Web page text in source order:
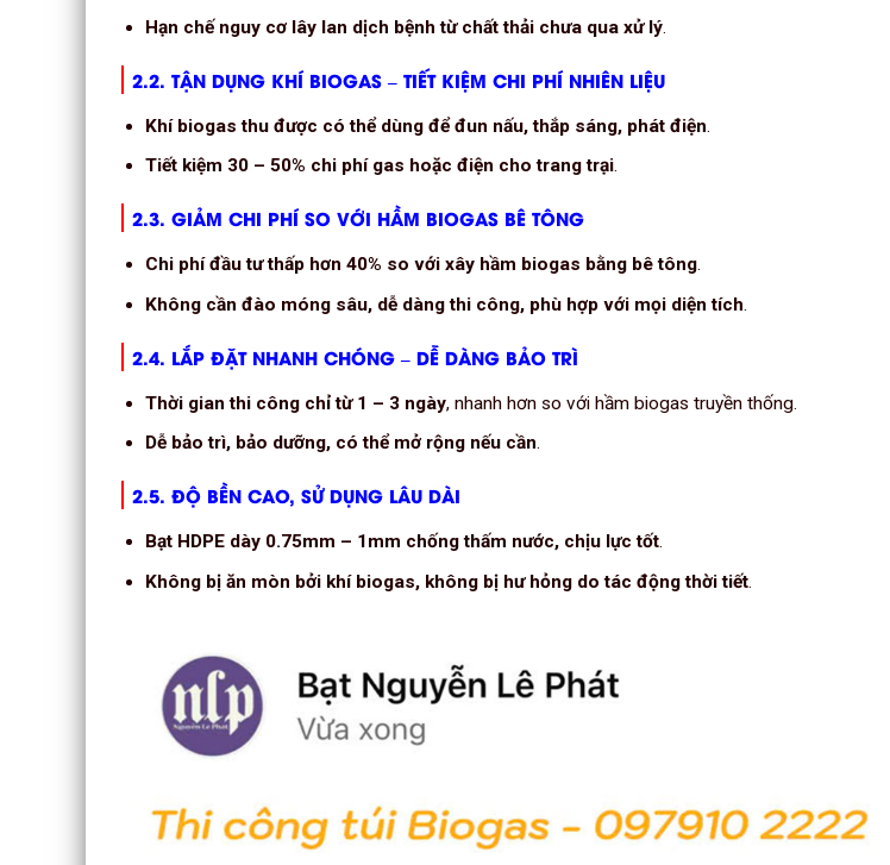
Hạn chế nguy cơ lây lan dịch bệnh từ chất thải chưa qua xử lý.
2.2. TẬN DỤNG KHÍ BIOGAS – TIẾT KIỆM CHI PHÍ NHIÊN LIỆU
Khí biogas thu được có thể dùng để đun nấu, thắp sáng, phát điện.
Tiết kiệm 30 – 50% chi phí gas hoặc điện cho trang trại.
2.3. GIẢM CHI PHÍ SO VỚI HẦM BIOGAS BÊ TÔNG
Chi phí đầu tư thấp hơn 40% so với xây hầm biogas bằng bê tông.
Không cần đào móng sâu, dễ dàng thi công, phù hợp với mọi diện tích.
2.4. LẮP ĐẶT NHANH CHÓNG – DỄ DÀNG BẢO TRÌ
Thời gian thi công chỉ từ 1 – 3 ngày, nhanh hơn so với hầm biogas truyền thống.
Dễ bảo trì, bảo dưỡng, có thể mở rộng nếu cần.
2.5. ĐỘ BỀN CAO, SỬ DỤNG LÂU DÀI
Bạt HDPE dày 0.75mm – 1mm chống thấm nước, chịu lực tốt.
Không bị ăn mòn bởi khí biogas, không bị hư hỏng do tác động thời tiết